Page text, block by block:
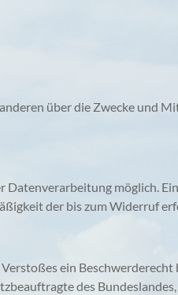
über die Zwecke und
möglich.
der bis zum Widerruf
ein
des